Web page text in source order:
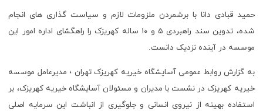
حمید قبادی دانا با برشمردن ملزومات لازم و سیاست گذاری های انجام
شده، تدوین سند راهبردی ۵ و ۱۰ ساله کهریزک را راهگشای اداره امور این
موسسه در آینده نزدیک دانست.
به گزارش روابط عمومی آسایشگاه خیریه کهریزک تهران ؛ مدیرعامل موسسه
خیریه کهریزک در نشست با مدیران و مسئولان آسایشگاه خیریه کهریزک، بر
استفاده بهینه از نیروی انسانی و جلوگیری از انباشت این سرمایه اصلی